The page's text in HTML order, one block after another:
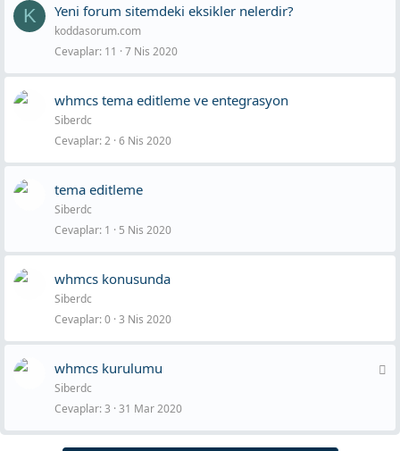
K Yeni forum sitemdeki eksikler nelerdir?
koddasorum.com
Cevaplar 11 7 Nis 2020
whmcs tema editleme ve entegrasyon
Siberdc
Cevaplar 2 6 Nis 2020
tema editleme
Siberdc
Cevaplar 1 5 Nis 2020
whmcs konusunda
Siberdc
Cevaplar 0 3 Nis 2020
i
whmcs kurulumu
Siberdc
Cevaplar 3 31 Mar 2020